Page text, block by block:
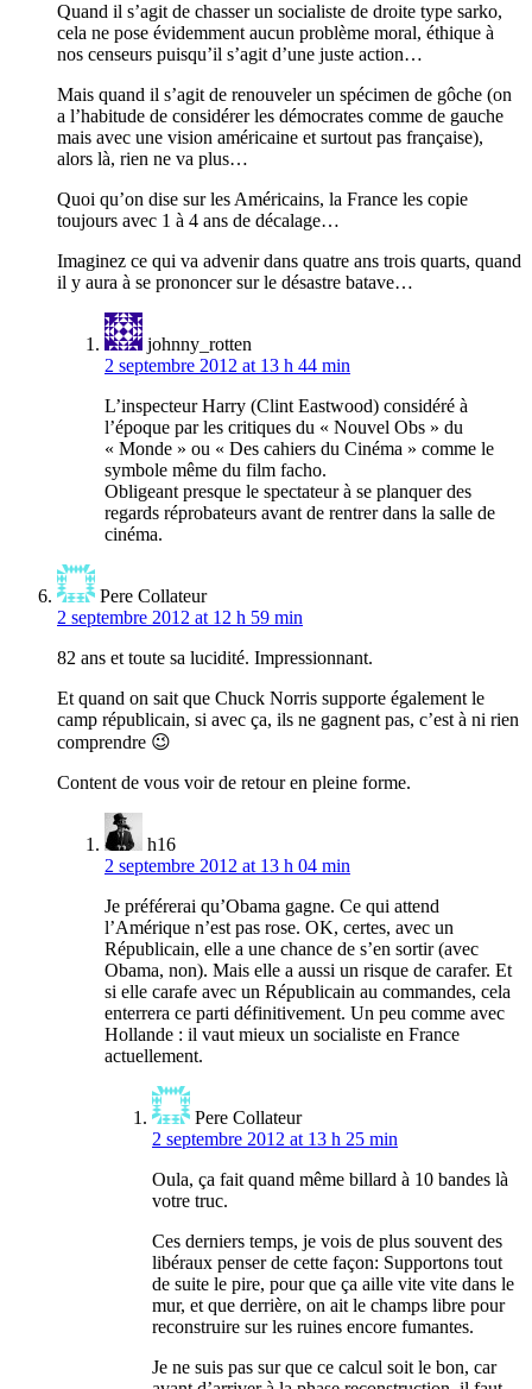
Quand il s’agit de chasser un socialiste de droite type sarko,
cela ne pose évidemment aucun problème moral, éthique à
nos censeurs puisqu’il s’agit d’une juste action…
Mais quand il s’agit de renouveler un spécimen de gôche (on
a l’habitude de considérer les démocrates comme de gauche
mais avec une vision américaine et surtout pas française),
alors là, rien ne va plus…
Quoi qu’on dise sur les Américains, la France les copie
toujours avec 1 à 4 ans de décalage…
Imaginez ce qui va advenir dans quatre ans trois quarts, quand
il y aura à se prononcer sur le désastre batave…
johnny_rotten
2 septembre 2012 at 13 h 44 min
L’inspecteur Harry (Clint Eastwood) considéré à
l’époque par les critiques du « Nouvel Obs » du
« Monde » ou « Des cahiers du Cinéma » comme le
symbole même du film facho.
Obligeant presque le spectateur à se planquer des
regards réprobateurs avant de rentrer dans la salle de
cinéma.
Pere Collateur
2 septembre 2012 at 12 h 59 min
82 ans et toute sa lucidité. Impressionnant.
Et quand on sait que Chuck Norris supporte également le
camp républicain, si avec ça, ils ne gagnent pas, c’est à ni rien
comprendre 😉
Content de vous voir de retour en pleine forme.
h16
2 septembre 2012 at 13 h 04 min
Je préférerai qu’Obama gagne. Ce qui attend
l’Amérique n’est pas rose. OK, certes, avec un
Républicain, elle a une chance de s’en sortir (avec
Obama, non). Mais elle a aussi un risque de carafer. Et
si elle carafe avec un Républicain au commandes, cela
enterrera ce parti définitivement. Un peu comme avec
Hollande : il vaut mieux un socialiste en France
actuellement.
Pere Collateur
2 septembre 2012 at 13 h 25 min
Oula, ça fait quand même billard à 10 bandes là
votre truc.
Ces derniers temps, je vois de plus souvent des
libéraux penser de cette façon: Supportons tout
de suite le pire, pour que ça aille vite vite dans le
mur, et que derrière, on ait le champs libre pour
reconstruire sur les ruines encore fumantes.
Je ne suis pas sur que ce calcul soit le bon, car